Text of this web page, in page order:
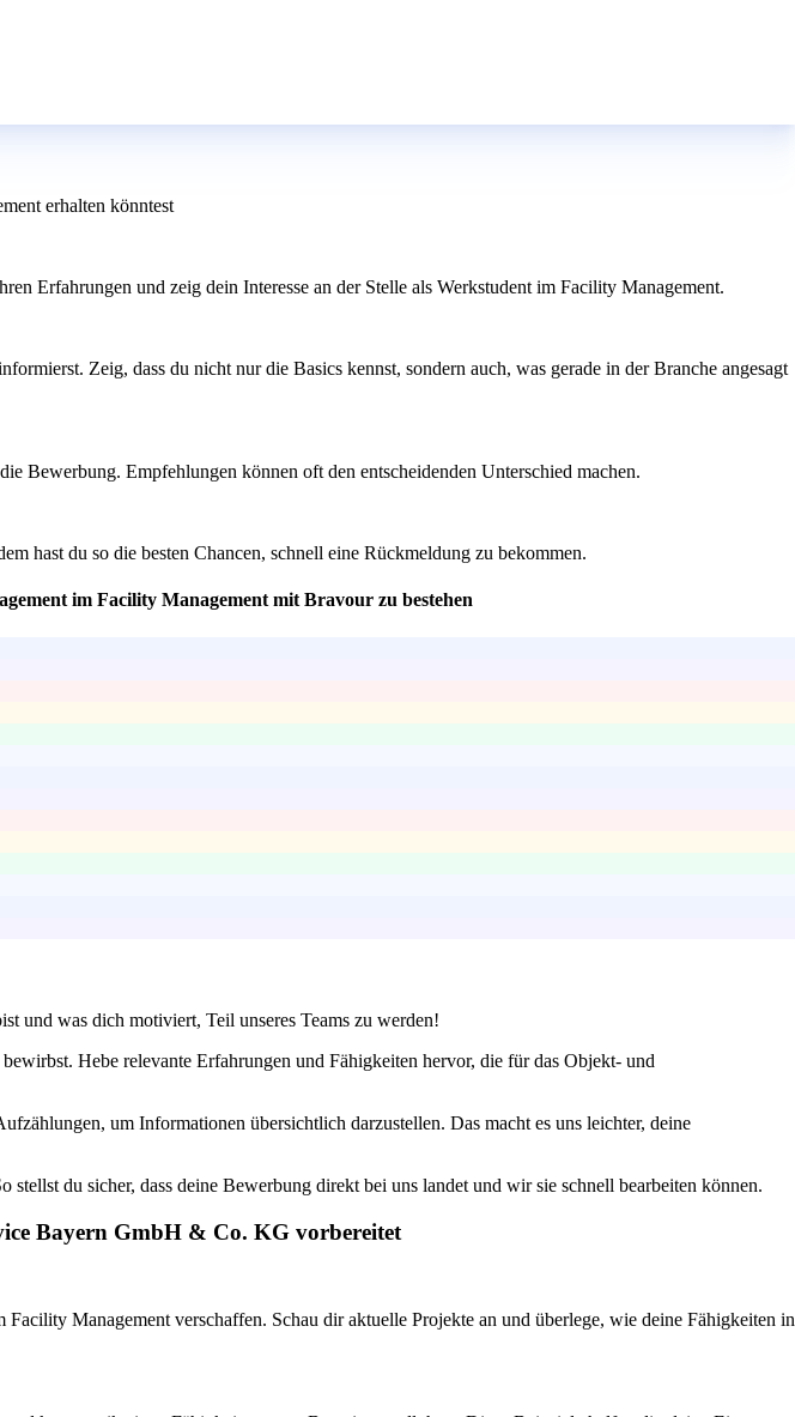
erhalten könntest
Erfahrungen und zeig dein Interesse an der Stelle als Werkstudent im Facility Management.
Zeig, dass du nicht nur die Basics kennst, sondern auch, was gerade in der Branche angesagt
Bewerbung. Empfehlungen können oft den entscheidenden Unterschied machen.
hast du so die besten Chancen, schnell eine Rückmeldung zu bekommen.
im Facility Management mit Bravour zu bestehen
und was dich motiviert, Teil unseres Teams zu werden!
Hebe relevante Erfahrungen und Fähigkeiten hervor, die für das Objekt- und
um Informationen übersichtlich darzustellen. Das macht es uns leichter, deine
du sicher, dass deine Bewerbung direkt bei uns landet und wir sie schnell bearbeiten können.
Bayern GmbH & Co. KG vorbereitet
Management verschaffen. Schau dir aktuelle Projekte an und überlege, wie deine Fähigkeiten in